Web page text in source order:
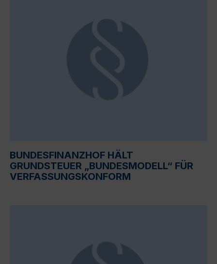
BUNDESFINANZHOF HÄLT
GRUNDSTEUER „BUNDESMODELL“ FÜR
VERFASSUNGSKONFORM